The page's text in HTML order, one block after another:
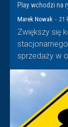
Play wchodzi na
Marek Nowak - 21
Zwiększy się
sprzedaży w